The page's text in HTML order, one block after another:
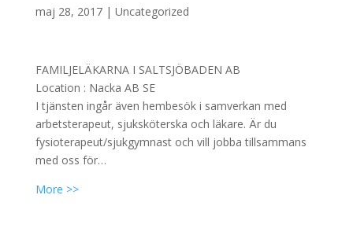
maj 28, 2017| Uncategorized
FAMILJELÄKARNA I SALTSJÖBADEN AB
Location : Nacka AB SE
I tjänsten ingår även hembesök i samverkan med
arbetsterapeut, sjuksköterska och läkare. Är du
fysioterapeut/sjukgymnast och vill jobba tillsammans
med oss för…
More >>